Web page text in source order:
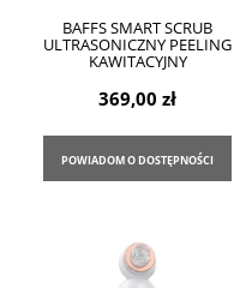
BAFFS SMART SCRUB
ULTRASONICZNY PEELING
KAWITACYJNY
369,00 zł
POWIADOM O DOSTĘPNOŚCI